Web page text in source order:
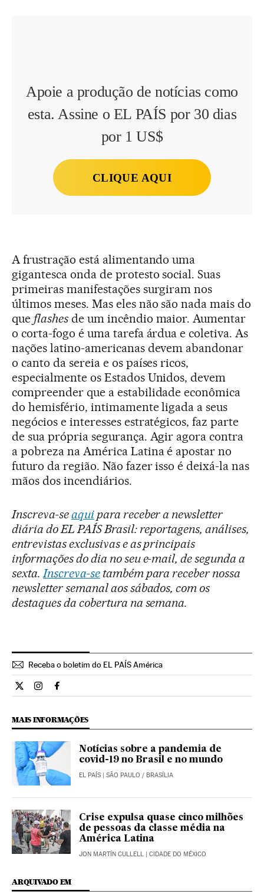
Apoie a produção de notícias como
esta. Assine o EL PAÍS por 30 dias
por 1 US$
CLIQUE AQUI
A frustração está alimentando uma
gigantesca onda de protesto social. Suas
primeiras manifestações surgiram nos
últimos meses. Mas eles não são nada mais do
que flashesde um incêndio maior. Aumentar
o corta-fogo é uma tarefa árdua e coletiva. As
nações latino-americanas devem abandonar
o canto da sereia e os países ricos,
especialmente os Estados Unidos, devem
compreender que a estabilidade econômica
do hemisfério, intimamente ligada a seus
negócios e interesses estratégicos, faz parte
de sua própria segurança. Agir agora contra
a pobreza na América Latina é apostar no
futuro da região. Não fazer isso é deixá-la nas
mãos dos incendiários.
Inscreva-seaquipara receber a newsletter
diária do EL PAÍS Brasil: reportagens, análises,
entrevistas exclusivas e as principais
informações do dia no seu e-mail, de segunda a
sexta.Inscreva-setambém para receber nossa
newsletter semanal aos sábados, com os
destaques da cobertura na semana.
Receba o boletim do EL PAÍS América
Opiniao El País Brasil en Twitter
Opiniao El País Brasil en Instagram
Opiniao El País Brasil en Facebook
MAIS INFORMAÇÕES
Notícias sobre a pandemia de
covid-19 no Brasil e no mundo
EL PAÍS | SÃO PAULO / BRASÍLIA
Crise expulsa quase cinco milhões
de pessoas da classe média na
América Latina
JON MARTÍN CULLELL | CIDADE DO MÉXICO
ARQUIVADO EM